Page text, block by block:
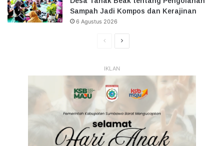
Sampah Jadi Kompos dan Kerajinan
6 Agustus 2026
HalamanHalaman
IKLAN